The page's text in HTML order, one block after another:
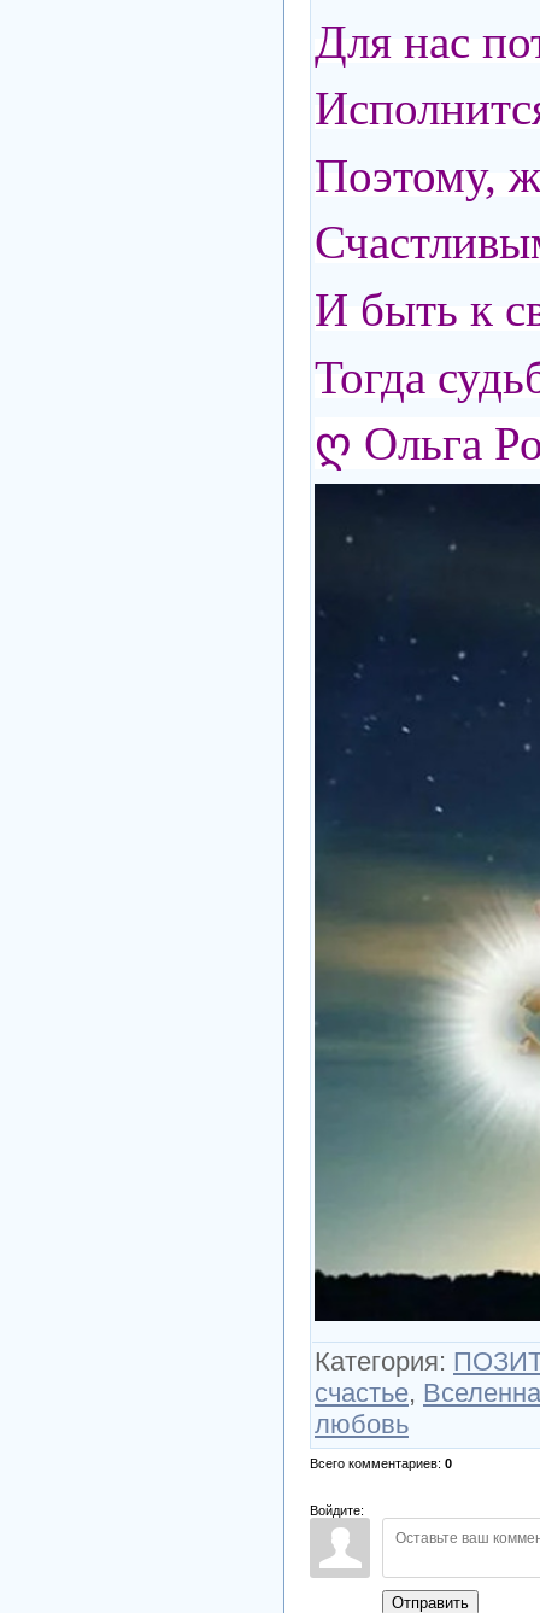
Для нас
Поэтому,
И быть к
Тогда
ღ Ольга
Категория:
счастье,
любовь
Всего комментариев: 0
Войдите:
Отправить